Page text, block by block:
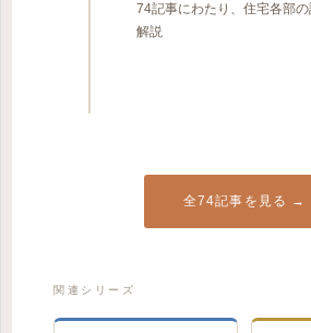
74記事にわたり、住宅各部
解説
全74記事を見る →
関連シリーズ